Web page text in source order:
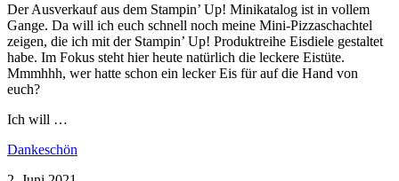
Der Ausverkauf aus dem Stampin’ Up! Minikatalog ist in vollem
Gange. Da will ich euch schnell noch meine Mini-Pizzaschachtel
zeigen, die ich mit der Stampin’ Up! Produktreihe Eisdiele gestaltet
habe. Im Fokus steht hier heute natürlich die leckere Eistüte.
Mmmhhh, wer hatte schon ein lecker Eis für auf die Hand von
euch?
Ich will …
Dankeschön